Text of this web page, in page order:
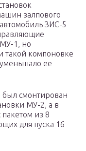
залпового
ЗИС-5
1, но
такой компоновке
уменьшало ее
был смонтирован
МУ-2, а в
пакетом из 8
для пуска 16